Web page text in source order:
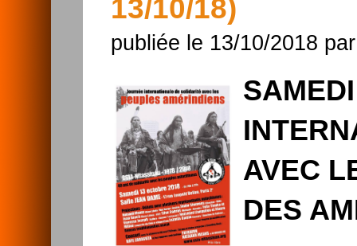
13/10/18)
publiée le 13/10/2018
AVEC
DES